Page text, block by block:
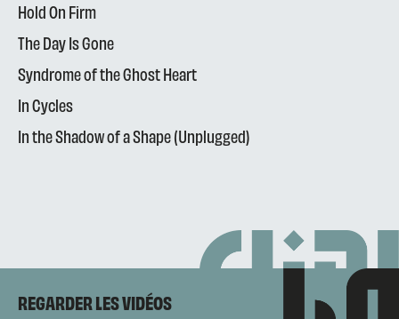
Hold On Firm
The Day Is Gone
Syndrome of the Ghost Heart
In Cycles
In the Shadow of a Shape (Unplugged)
REGARDER LES VIDÉOS